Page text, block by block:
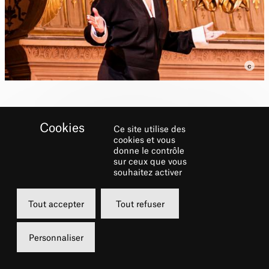
Dès l’âge de quinze ans, Jasmine Roy, qui
Jasmine Roy présente le
cycle Châtelet Musical
Ce site utilise des
cookies et vous
donne le contrôle
sur ceux que vous
souhaitez activer
Tout accepter Tout refuser
Personnaliser